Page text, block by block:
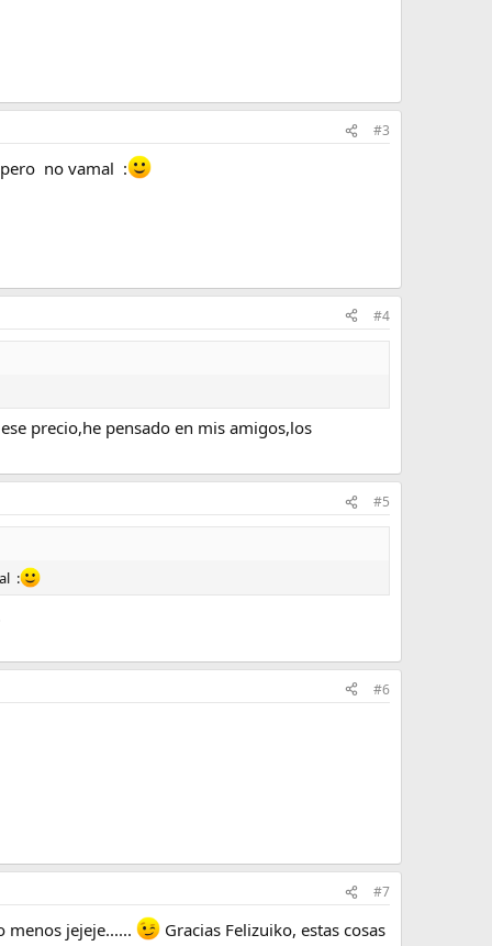
#3
pero no vamal :
#4
precio,he pensado en mis amigos,los
#5
:
#6
#7
jejeje......
Gracias Felizuiko, estas cosas